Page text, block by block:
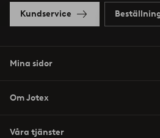
Kundservice
Mina sidor
Om Jotex
Våra tjänster